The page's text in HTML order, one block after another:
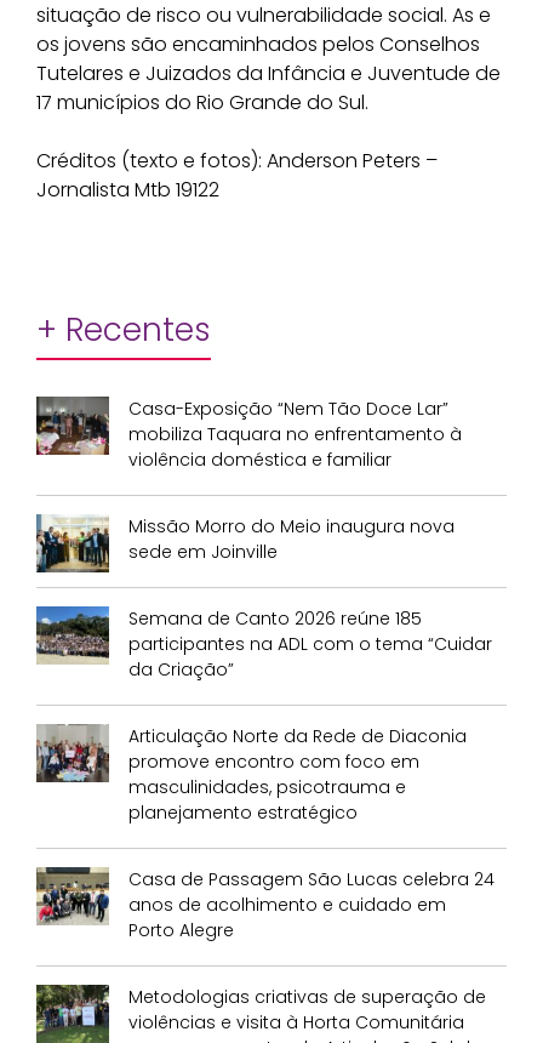
situação de risco ou vulnerabilidade social. As e
os jovens são encaminhados pelos Conselhos
Tutelares e Juizados da Infância e Juventude de
17 municípios do Rio Grande do Sul.
Créditos (texto e fotos): Anderson Peters –
Jornalista Mtb 19122
+ Recentes
Casa-Exposição “Nem Tão Doce Lar”
mobiliza Taquara no enfrentamento à
violência doméstica e familiar
Missão Morro do Meio inaugura nova
sede em Joinville
Semana de Canto 2026 reúne 185
participantes na ADL com o tema “Cuidar
da Criação”
Articulação Norte da Rede de Diaconia
promove encontro com foco em
masculinidades, psicotrauma e
planejamento estratégico
Casa de Passagem São Lucas celebra 24
anos de acolhimento e cuidado em
Porto Alegre
Metodologias criativas de superação de
violências e visita à Horta Comunitária